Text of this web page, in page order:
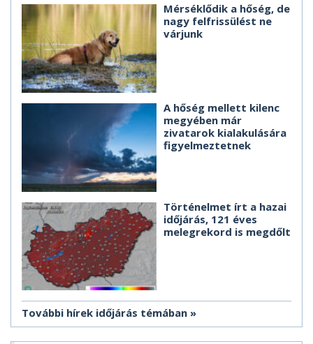
Mérséklődik a hőség, de
nagy felfrissülést ne
várjunk
A hőség mellett kilenc
megyében már
zivatarok kialakulására
figyelmeztetnek
Történelmet írt a hazai
időjárás, 121 éves
melegrekord is megdőlt
További hírek időjárás témában